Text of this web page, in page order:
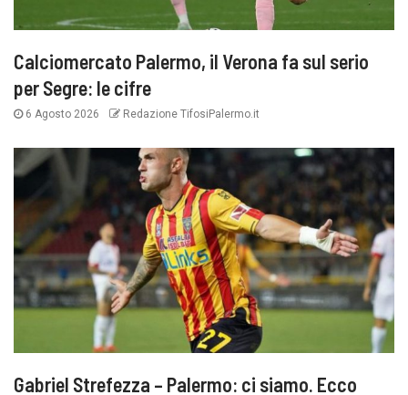
Calciomercato Palermo, il Verona fa sul serio
per Segre: le cifre
6 Agosto 2026 Redazione TifosiPalermo.it
Gabriel Strefezza – Palermo: ci siamo. Ecco